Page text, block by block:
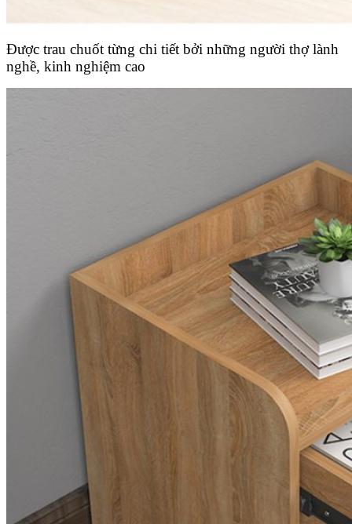
Được trau chuốt từng chi tiết bởi những người thợ lành
nghề, kinh nghiệm cao